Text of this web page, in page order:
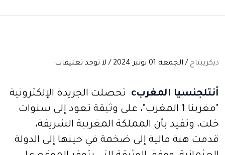
ديكريبتاج / الجمعة 01 نونبر 2024 / لا توجد تعليقات:
أنتلجنسيا المغربc تحصلت الجريدة الإلكترونية
"مغربنا 1 المغرب"، على وثيقة تعود إلى سنوات
خلت، وتفيد بأن المملكة المغربية الشريفة،
قدمت هبة مالية إلى ضخمة في حينها إلى الدولة